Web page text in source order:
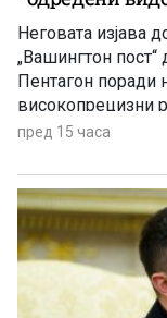
Неговата изјава
„Вашингтон
Пентагон поради
високопрецизни
по долготрајната
пред 15 часа